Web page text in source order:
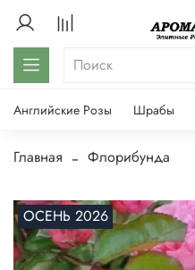
Английские Розы Шрабы
Главная Флорибунда
ОСЕНЬ 2026